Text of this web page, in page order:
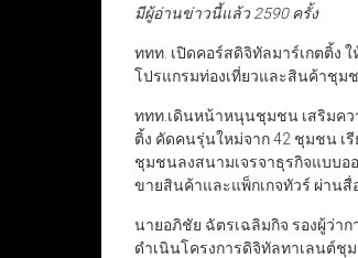
มีผู้อ่านข่าวนี้แล้ว 2590 ครั้ง
ททท. เปิดคอร์สดิจิทัลมาร์เกตติ้ง
โปรแกรมท่องเที่ยวและสินค้าชุม
ททท.เดินหน้าหนุนชุมชน เสริมคว
ติ้ง คัดคนรุ่นใหม่จาก 42 ชุมชน เรี
ชุมชนลงสนามเจรจาธุรกิจแบบ
ขายสินค้าและแพ็กเกจทัวร์ ผ่านสื่
นายอภิชัย ฉัตรเฉลิมกิจ รองผู้ว่าก
ดำเนินโครงการดิจิทัลทาเลนต์ชุ